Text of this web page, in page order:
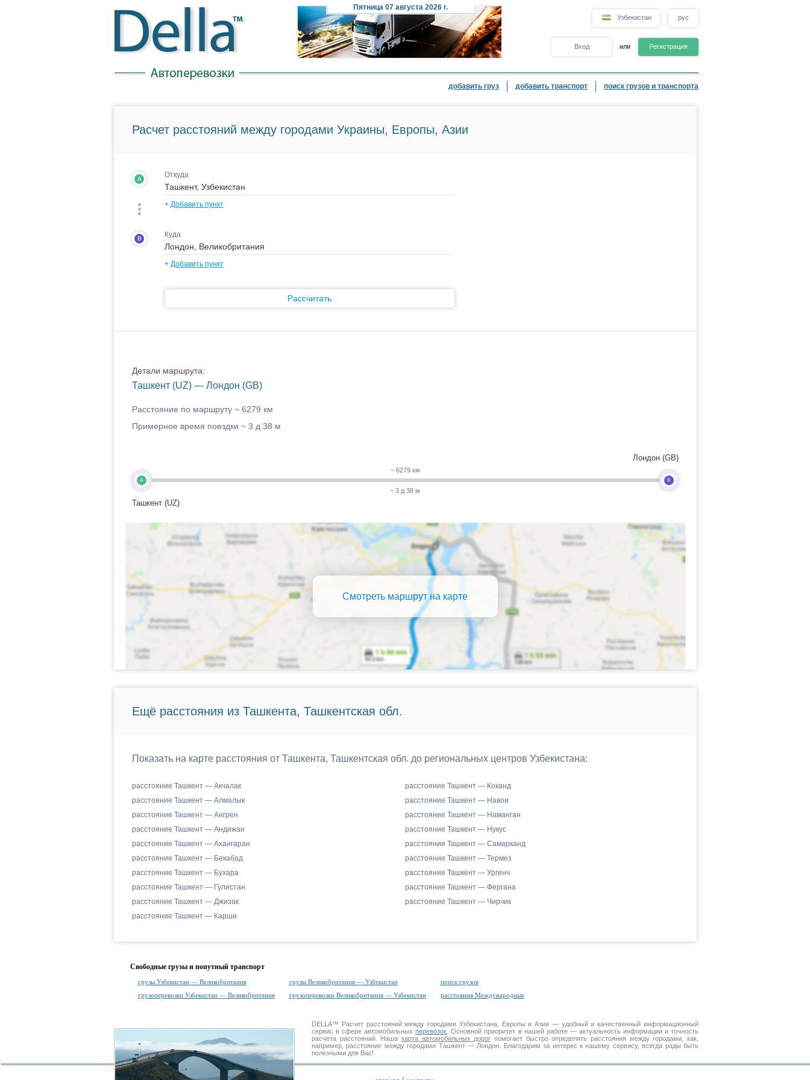
Пятница07 августа 2026 г.
Узбекистан рус
Вход или Регистрация
добавить груз добавить транспорт поиск грузов и транспорта
Расчет расстояний между городами Украины, Европы, Азии
A Откуда
+ Добавить пункт
B Куда
+ Добавить пункт
Рассчитать
Детали маршрута:
Ташкент (UZ) — Лондон (GB)
Расстояние по маршруту ~ 6279 км
Примерное время поездки ~ 3 д 38 м
A
Ташкент (UZ)
~ 6279 км
~ 3 д 38 м
B
Лондон (GB)
Смотреть маршрут на карте
Ещё расстояния из Ташкента, Ташкентская обл.
Показать на карте расстояния от Ташкента, Ташкентская обл. до региональных центров Узбекистана:
расстояние Ташкент — Акчалак
расстояние Ташкент — Алмалык
расстояние Ташкент — Ангрен
расстояние Ташкент — Андижан
расстояние Ташкент — Ахангаран
расстояние Ташкент — Бекабад
расстояние Ташкент — Бухара
расстояние Ташкент — Гулистан
расстояние Ташкент — Джизак
расстояние Ташкент — Карши
расстояние Ташкент — Коканд
расстояние Ташкент — Навои
расстояние Ташкент — Наманган
расстояние Ташкент — Нукус
расстояние Ташкент — Самарканд
расстояние Ташкент — Термез
расстояние Ташкент — Ургенч
расстояние Ташкент — Фергана
расстояние Ташкент — Чирчик
Свободные грузы и попутный транспорт
грузы Узбекистан — Великобритания грузы Великобритания — Узбекистан
поиск грузов
грузоперевозки Узбекистан — Великобритания
грузоперевозки Великобритания — Узбекистан расстояния Международные
DELLA™ Расчет расстояниймежду городами Узбекистана, Европы и Азии — удобный и качественный информационный
сервис в сфере автомобильныхперевозок . Основной приоритет в нашей работе — актуальность информации и точность
расчета расстояний. Наша карта автомобильных дорог помогает быстро определять расстояния между городами, как,
например, расстояние между городами Ташкент — Лондон. Благодарим за интерес к нашему сервису, всегда рады быть
полезными для Вас!